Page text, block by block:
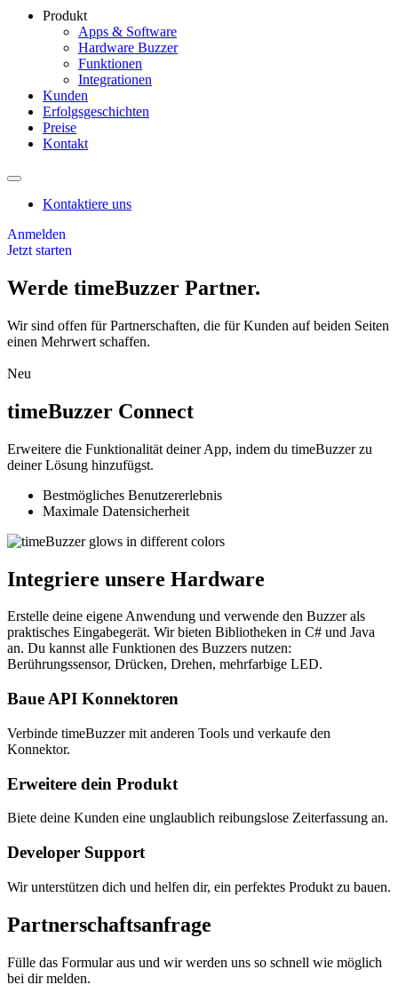
Produkt
Apps & Software
Hardware Buzzer
Funktionen
Integrationen
Kunden
Erfolgsgeschichten
Preise
Kontakt
Kontaktiere uns
Anmelden
Jetzt starten
Werde timeBuzzer Partner.
Wir sind offen für Partnerschaften, die für Kunden auf beiden Seiten
einen Mehrwert schaffen.
Neu
timeBuzzer Connect
Erweitere die Funktionalität deiner App, indem du timeBuzzer zu
deiner Lösung hinzufügst.
Bestmögliches Benutzererlebnis
Maximale Datensicherheit
Integriere unsere Hardware
Erstelle deine eigene Anwendung und verwende den Buzzer als
praktisches Eingabegerät. Wir bieten Bibliotheken in C# und Java
an. Du kannst alle Funktionen des Buzzers nutzen:
Berührungssensor, Drücken, Drehen, mehrfarbige LED.
Baue API Konnektoren
Verbinde timeBuzzer mit anderen Tools und verkaufe den
Konnektor.
Erweitere dein Produkt
Biete deine Kunden eine unglaublich reibungslose Zeiterfassung an.
Developer Support
Wir unterstützen dich und helfen dir, ein perfektes Produkt zu bauen.
Partnerschaftsanfrage
Fülle das Formular aus und wir werden uns so schnell wie möglich
bei dir melden.